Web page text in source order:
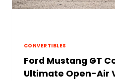
CONVERTIBLES
Ford Mustang GT
Ultimate Open-Air